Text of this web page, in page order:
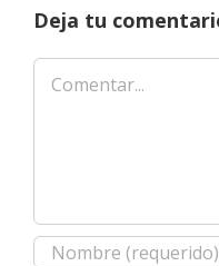
Deja tu
Comentar